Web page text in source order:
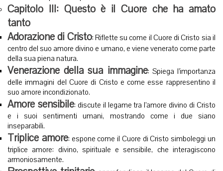
Capitolo III: Questo è il Cuore che ha amato
tanto
Adorazione di Cristo: Riflette su come il Cuore di Cristo sia il
centro del suo amore divino e umano, e viene venerato come parte
della sua piena natura.
Venerazione della sua immagine: Spiega l’importanza
delle immagini del Cuore di Cristo e come esse rappresentino il
suo amore incondizionato.
Amore sensibile: discute il legame tra l’amore divino di Cristo
e i suoi sentimenti umani, mostrando come i due siano
inseparabili.
Triplice amore: espone come il Cuore di Cristo simboleggi un
triplice amore: divino, spirituale e sensibile, che interagiscono
armoniosamente.